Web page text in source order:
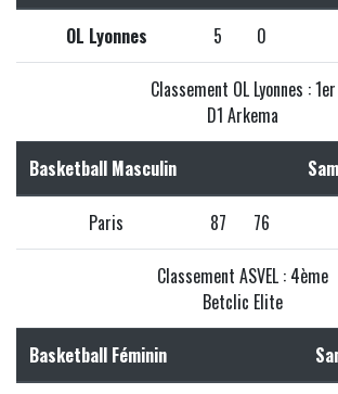
OL Lyonnes 5 0
Classement OL Lyonnes : 1er
D1 Arkema
Basketball Masculin
Paris 87 76
Classement ASVEL : 4ème
Betclic Elite
Basketball Féminin